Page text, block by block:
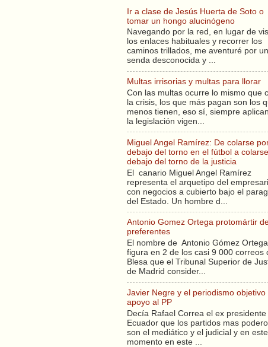
Ir a clase de Jesús Huerta de Soto o
tomar un hongo alucinógeno
Navegando por la red, en lugar de
los enlaces habituales y recorrer los
caminos trillados, me aventuré por
senda desconocida y ...
Multas irrisorias y multas para llorar
Con las multas ocurre lo mismo que
la crisis, los que más pagan son los
menos tienen, eso sí, siempre
la legislación vigen...
Miguel Angel Ramírez: De colarse
debajo del torno en el fútbol a
debajo del torno de la justicia
El canario Miguel Angel Ramírez
representa el arquetipo del
con negocios a cubierto bajo el
del Estado. Un hombre d...
Antonio Gomez Ortega protomártir
preferentes
El nombre de Antonio Gómez Ortega
figura en 2 de los casi 9 000 correos
Blesa que el Tribunal Superior de
de Madrid consider...
Javier Negre y el periodismo objetivo
apoyo al PP
Decía Rafael Correa el ex presidente
Ecuador que los partidos mas
son el mediático y el judicial y en este
momento en este ...